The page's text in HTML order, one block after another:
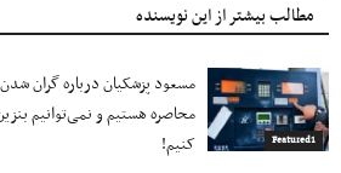
مطالب بیشتر از این نویسنده
Featured1
مسعود پزشکیان درباره گران
محاصره هستیم و نمی‌توانیم
کنیم!